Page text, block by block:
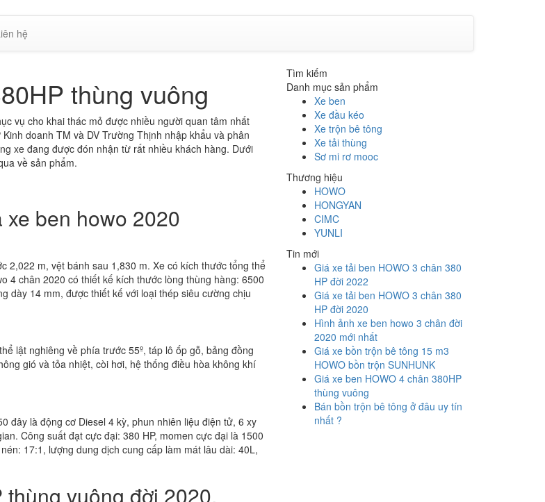
hệ
thùng vuông
vụ cho khai thác mỏ được nhiều người quan tâm nhất
doanh TM và DV Trường Thịnh nhập khẩu và phân
xe đang được đón nhận từ rất nhiều khách hàng. Dưới
về sản phẩm.
ben howo 2020
2,022 m, vệt bánh sau 1,830 m. Xe có kích thước tổng thể
4 chân 2020 có thiết kế kích thước lòng thùng hàng: 6500
dày 14 mm, được thiết kế với loại thép siêu cường chịu
lật nghiêng về phía trước 55º, táp lô ốp gỗ, bảng đồng
gió và tỏa nhiệt, còi hơi, hệ thống điều hòa không khí
đây là động cơ Diesel 4 kỳ, phun nhiên liệu điện tử, 6 xy
Công suất đạt cực đại: 380 HP, momen cực đại là 1500
17:1, lượng dung dịch cung cấp làm mát lâu dài: 40L,
vuông đời 2020.
Tìm kiếm
Danh mục sản phẩm
Xe ben
Xe đầu kéo
Xe trộn bê tông
Xe tải thùng
Sơ mi rơ mooc
Thương hiệu
HOWO
HONGYAN
CIMC
YUNLI
Tin mới
Giá xe tải ben HOWO 3 chân 380
HP đời 2022
Giá xe tải ben HOWO 3 chân 380
HP đời 2020
Hình ảnh xe ben howo 3 chân đời
2020 mới nhất
Giá xe bồn trộn bê tông 15 m3
HOWO bồn trộn SUNHUNK
Giá xe ben HOWO 4 chân 380HP
thùng vuông
Bán bồn trộn bê tông ở đâu uy tín
nhất ?